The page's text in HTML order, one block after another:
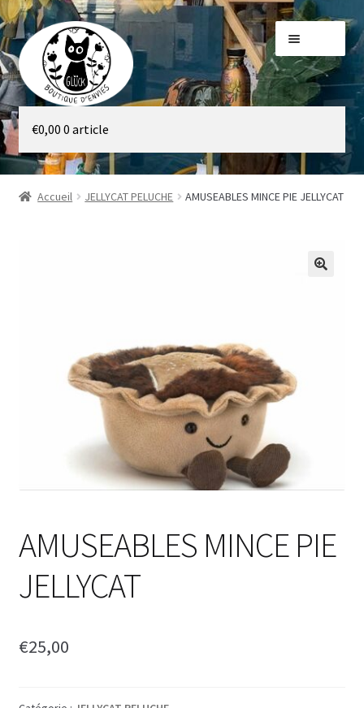
Aller
à
la
navigation
Aller
au
contenu
Galerie
Boutique
€0,00 0 article
Accueil JELLYCAT PELUCHE AMUSEABLES MINCE PIE JELLYCAT
AMUSEABLES MINCE PIE
JELLYCAT
€25,00